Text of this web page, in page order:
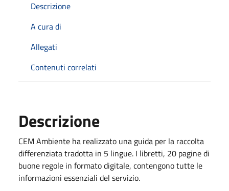
Descrizione
A cura di
Allegati
Contenuti correlati
Descrizione
CEM Ambiente ha realizzato una guida per la raccolta
differenziata tradotta in 5 lingue. I libretti, 20 pagine di
buone regole in formato digitale, contengono tutte le
informazioni essenziali del servizio.